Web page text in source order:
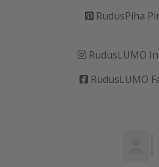
RudusPiha
RudusLUMO
RudusLUMO